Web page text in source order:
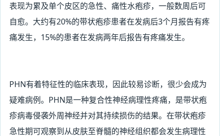
表现为累及单个皮区的急性、痛性水疱疹，一般数周后可
自愈。大约有20%的带状疱疹患者在发病后3个月报告有疼
痛发生，15%的患者在发病两年后报告有疼痛发生。
PHN有着特征性的临床表现，因此较易诊断，很少会成为
疑难病例。PHN是一种复合性神经病理性疼痛，是带状疱
疹病毒侵袭外周神经并对其持续损伤的结果。在带状疱疹
急性期可观察到从皮肤至脊髓的神经组织都会发生病理性